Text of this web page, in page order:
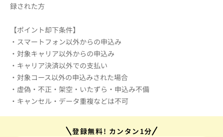
録された方
【ポイント却下条件】
・スマートフォン以外からの申込み
・対象キャリア以外からの申込み
・キャリア決済以外での支払い
・対象コース以外の申込みされた場合
・虚偽・不正・架空・いたずら・申込み不備
・キャンセル・データ重複などは不可
登録無料! カンタン1分